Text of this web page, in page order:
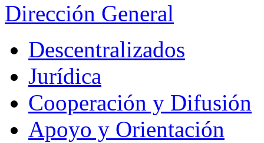
Dirección General
Descentralizados
Jurídica
Cooperación y Difusión
Apoyo y Orientación